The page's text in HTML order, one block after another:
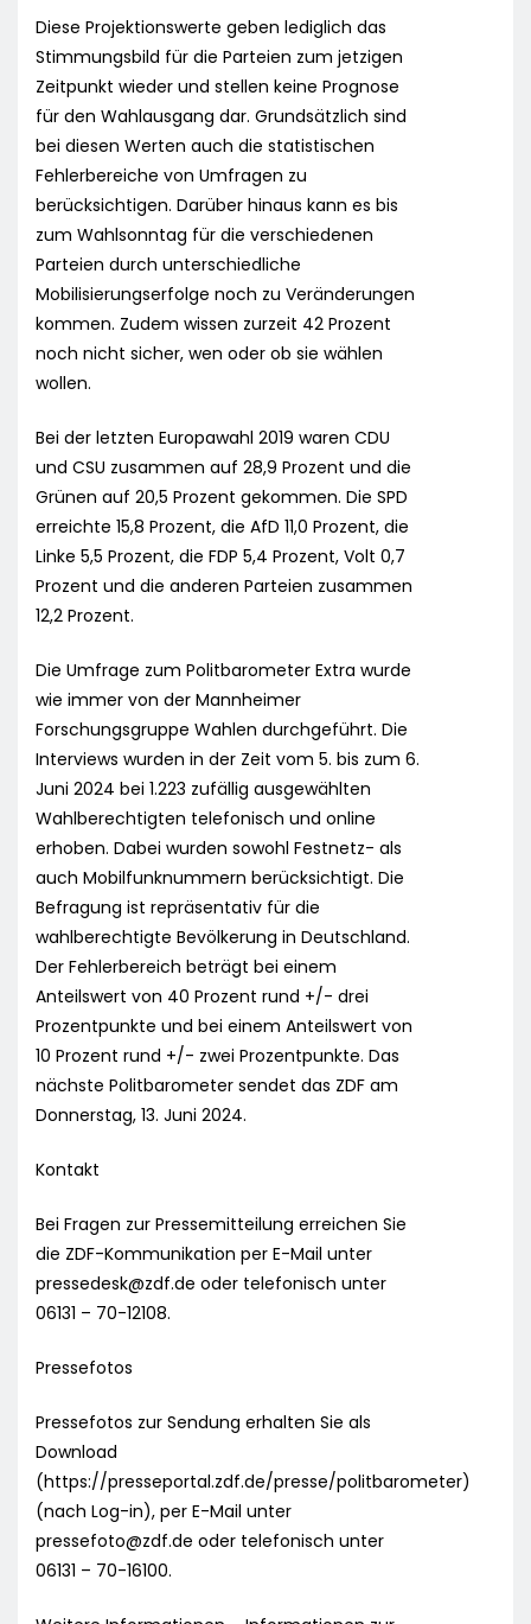
Diese Projektionswerte geben lediglich das
Stimmungsbild für die Parteien zum jetzigen
Zeitpunkt wieder und stellen keine Prognose
für den Wahlausgang dar. Grundsätzlich sind
bei diesen Werten auch die statistischen
Fehlerbereiche von Umfragen zu
berücksichtigen. Darüber hinaus kann es bis
zum Wahlsonntag für die verschiedenen
Parteien durch unterschiedliche
Mobilisierungserfolge noch zu Veränderungen
kommen. Zudem wissen zurzeit 42 Prozent
noch nicht sicher, wen oder ob sie wählen
wollen.
Bei der letzten Europawahl 2019 waren CDU
und CSU zusammen auf 28,9 Prozent und die
Grünen auf 20,5 Prozent gekommen. Die SPD
erreichte 15,8 Prozent, die AfD 11,0 Prozent, die
Linke 5,5 Prozent, die FDP 5,4 Prozent, Volt 0,7
Prozent und die anderen Parteien zusammen
12,2 Prozent.
Die Umfrage zum Politbarometer Extra wurde
wie immer von der Mannheimer
Forschungsgruppe Wahlen durchgeführt. Die
Interviews wurden in der Zeit vom 5. bis zum 6.
Juni 2024 bei 1.223 zufällig ausgewählten
Wahlberechtigten telefonisch und online
erhoben. Dabei wurden sowohl Festnetz- als
auch Mobilfunknummern berücksichtigt. Die
Befragung ist repräsentativ für die
wahlberechtigte Bevölkerung in Deutschland.
Der Fehlerbereich beträgt bei einem
Anteilswert von 40 Prozent rund +/- drei
Prozentpunkte und bei einem Anteilswert von
10 Prozent rund +/- zwei Prozentpunkte. Das
nächste Politbarometer sendet das ZDF am
Donnerstag, 13. Juni 2024.
Kontakt
Bei Fragen zur Pressemitteilung erreichen Sie
die ZDF-Kommunikation per E-Mail unter
pressedesk@zdf.de oder telefonisch unter
06131 – 70-12108.
Pressefotos
Pressefotos zur Sendung erhalten Sie als
Download
(https://presseportal.zdf.de/presse/politbarometer)
(nach Log-in), per E-Mail unter
pressefoto@zdf.de oder telefonisch unter
06131 – 70-16100.